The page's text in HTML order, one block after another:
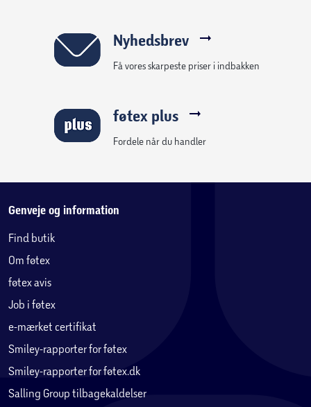
Nyhedsbrev
Få vores skarpeste priser i indbakken
føtex plus
Fordele når du handler
Genveje og information
Find butik
Om føtex
føtex avis
Job i føtex
e-mærket certifikat
Smiley-rapporter for føtex
Smiley-rapporter for føtex.dk
Salling Group tilbagekaldelser